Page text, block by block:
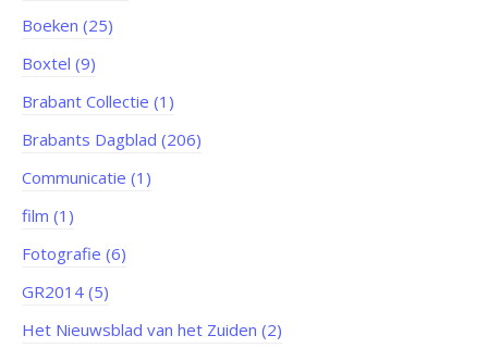
Boeken (25)
Boxtel (9)
Brabant Collectie (1)
Brabants Dagblad (206)
Communicatie (1)
film (1)
Fotografie (6)
GR2014 (5)
Het Nieuwsblad van het Zuiden (2)